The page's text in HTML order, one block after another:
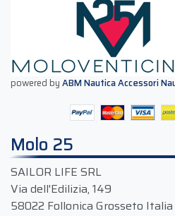
powered byABM Nautica Accessori
Molo 25
SAILOR LIFE SRL
Via dell'Edilizia, 149
58022 Follonica Grosseto Italia